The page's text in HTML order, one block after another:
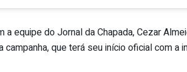
a equipe do Jornal da Chapada, Cezar
que terá seu início oficial com a